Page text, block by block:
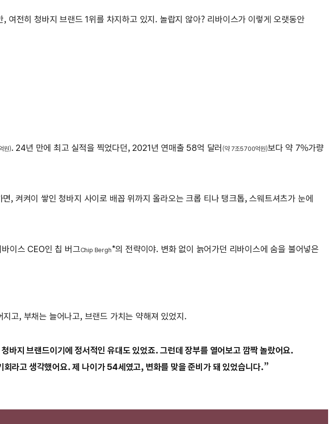
전히 청바지 브랜드 1위를 차지하고 있지. 놀랍지 않아? 리바이스가 이렇게 오랫동안
원). 24년 만에 최고 실적을 찍었다던, 2021년 연매출 58억 달러 (약 7조5700억원)보다 약 7%가량
, 켜켜이 쌓인 청바지 사이로 배꼽 위까지 올라오는 크롭 티나 탱크톱, 스웨트셔츠가 눈에
이스 CEO인 칩 버그Chip Bergh*의 전략이야. 변화 없이 늙어가던 리바이스에 숨을 불어넣은
고, 부채는 늘어나고, 브랜드 가치는 약해져 있었지.
바지 브랜드이기에 정서적인 유대도 있었죠. 그런데 장부를 열어보고 깜짝 놀랐어요.
회라고 생각했어요. 제 나이가 54세였고, 변화를 맞을 준비가 돼 있었습니다.”